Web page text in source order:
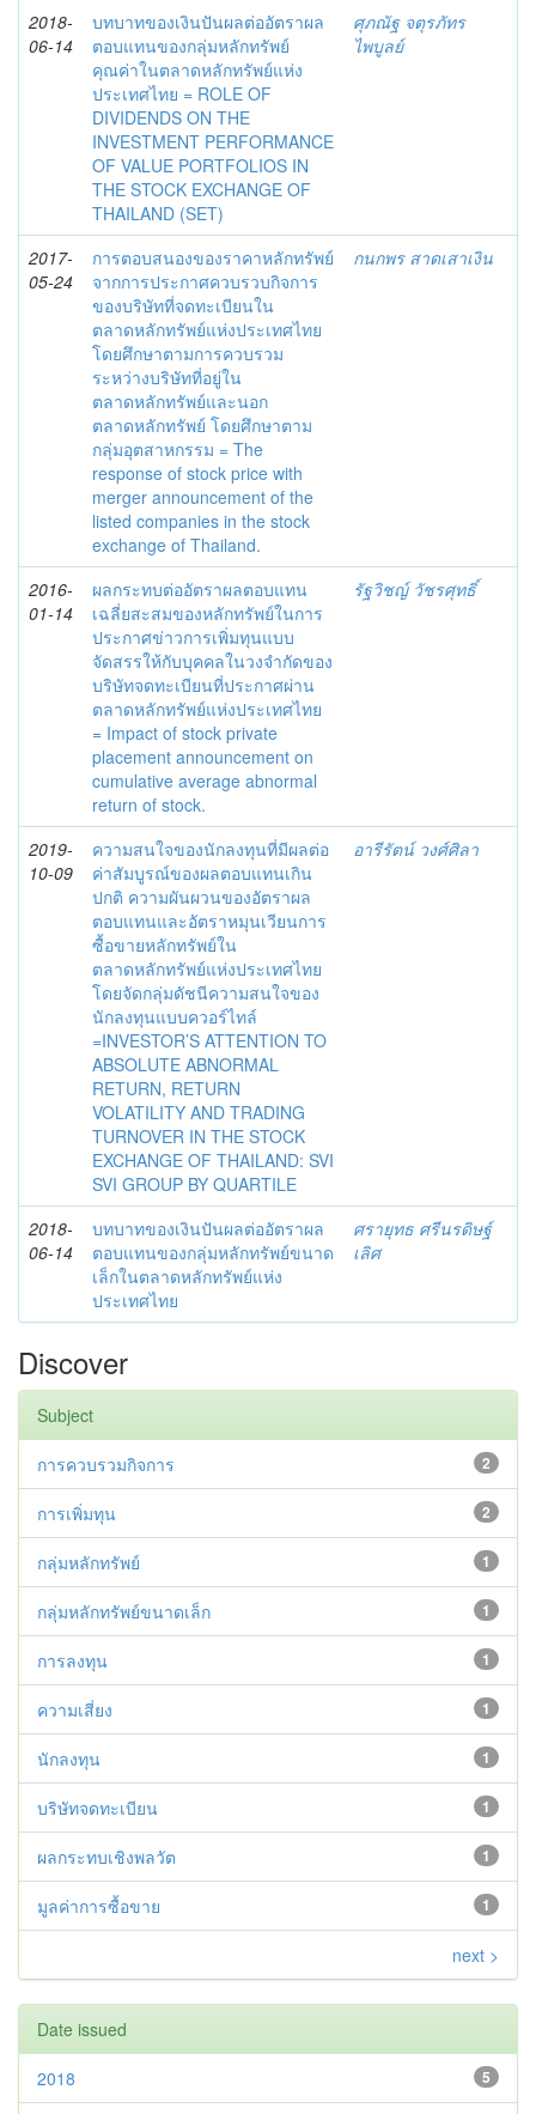
2018-
06-14
บทบาทของเงินปันผลต่ออัตราผล
ตอบแทนของกลุ่มหลักทรัพย์
คุณค่าในตลาดหลักทรัพย์แห่ง
ประเทศไทย = ROLE OF
DIVIDENDS ON THE
INVESTMENT PERFORMANCE
OF VALUE PORTFOLIOS IN
THE STOCK EXCHANGE OF
THAILAND (SET)
ศุภณัฐ จตุรภัทร
ไพบูลย์
2017-
05-24
การตอบสนองของราคาหลักทรัพย์
จากการประกาศควบรวบกิจการ
ของบริษัทที่จดทะเบียนใน
ตลาดหลักทรัพย์แห่งประเทศไทย
โดยศึกษาตามการควบรวม
ระหว่างบริษัทที่อยู่ใน
ตลาดหลักทรัพย์และนอก
ตลาดหลักทรัพย์ โดยศึกษาตาม
กลุ่มอุตสาหกรรม = The
response of stock price with
merger announcement of the
listed companies in the stock
exchange of Thailand.
กนกพร สาดเสาเงิน
2016-
01-14
ผลกระทบต่ออัตราผลตอบแทน
เฉลี่ยสะสมของหลักทรัพย์ในการ
ประกาศข่าวการเพิ่มทุนแบบ
จัดสรรให้กับบุคคลในวงจำกัดของ
บริษัทจดทะเบียนที่ประกาศผ่าน
ตลาดหลักทรัพย์แห่งประเทศไทย
= Impact of stock private
placement announcement on
cumulative average abnormal
return of stock.
รัฐวิชญ์ วัชรศุทธิ์
2019-
10-09
ความสนใจของนักลงทุนที่มีผลต่อ
ค่าสัมบูรณ์ของผลตอบแทนเกิน
ปกติ ความผันผวนของอัตราผล
ตอบแทนและอัตราหมุนเวียนการ
ซื้อขายหลักทรัพย์ใน
ตลาดหลักทรัพย์แห่งประเทศไทย
โดยจัดกลุ่มดัชนีความสนใจของ
นักลงทุนแบบควอร์ไทล์
=INVESTOR’S ATTENTION TO
ABSOLUTE ABNORMAL
RETURN, RETURN
VOLATILITY AND TRADING
TURNOVER IN THE STOCK
EXCHANGE OF THAILAND: SVI
SVI GROUP BY QUARTILE
อารีรัตน์ วงศ์ศิลา
2018-
06-14
บทบาทของเงินปันผลต่ออัตราผล
ตอบแทนของกลุ่มหลักทรัพย์ขนาด
เล็กในตลาดหลักทรัพย์แห่ง
ประเทศไทย
ศรายุทธ ศรีนรดิษฐ์
เลิศ
Discover
Subject
2
การควบรวมกิจการ
2
การเพิ่มทุน
1
กลุ่มหลักทรัพย์
1
กลุ่มหลักทรัพย์ขนาดเล็ก
1
การลงทุน
1
ความเสี่ยง
1
นักลงทุน
1
บริษัทจดทะเบียน
1
ผลกระทบเชิงพลวัต
1
มูลค่าการซื้อขาย
next >
Date issued
5
2018